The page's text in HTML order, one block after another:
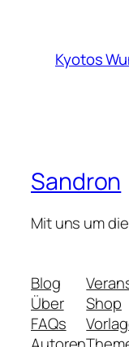
Kyotos
Sandron
Mit uns um
Blog
Über
FAQs
Shop